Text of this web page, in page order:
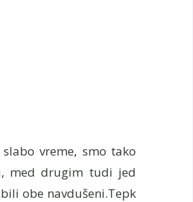
vreme, smo tako
med drugim tudi jed
obe navdušeni.Tepk